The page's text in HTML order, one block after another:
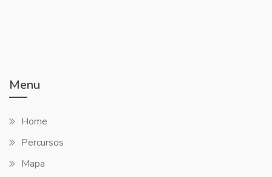
Menu
Home
Percursos
Mapa